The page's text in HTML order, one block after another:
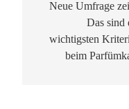
Neue Umfrage
Das sind
wichtigsten
beim